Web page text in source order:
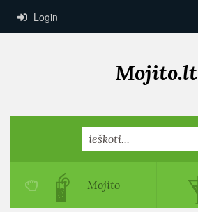
Login
Mojito.lt
Mojito